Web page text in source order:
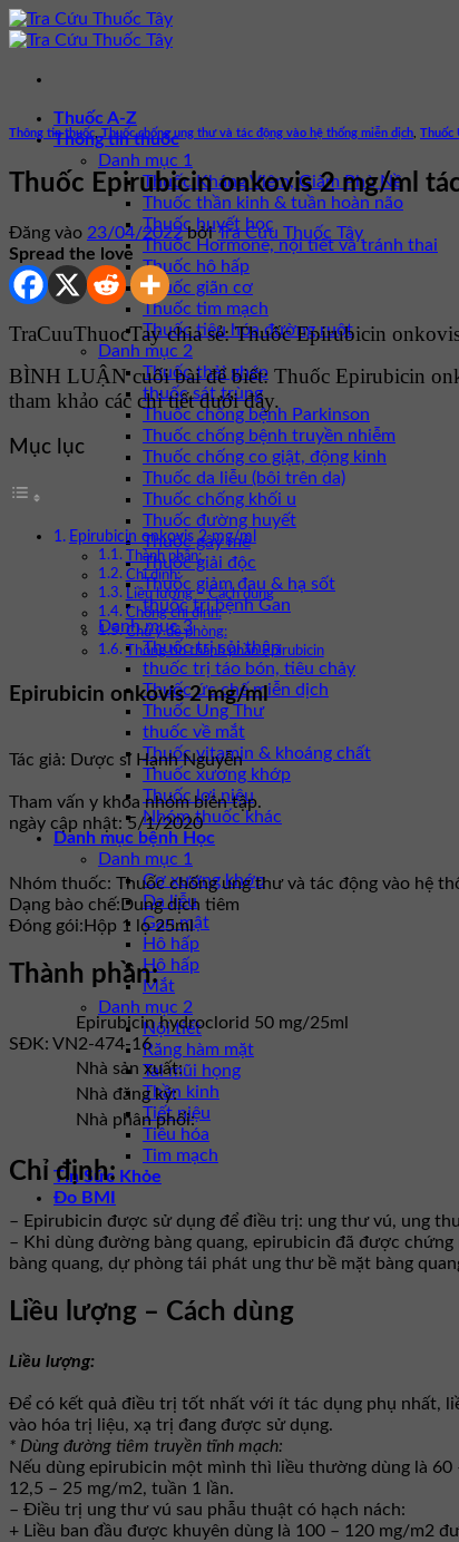
Bỏ
qua
dung
Thuốc A-Z
Thông tin thuốc
Danh mục 1
Thuốc Kháng Viêm, Giảm Phù Nề
Thuốc thần kinh & tuần hoàn não
Thuốc huyết học
Thuốc Hormone, nội tiết và tránh thai
Thuốc hô hấp
Thuốc giãn cơ
Thuốc tim mạch
Thuốc tiêu hóa đường ruột
Danh mục 2
Thuốc thải ghép
thuốc sát trùng
Thuốc chống bệnh Parkinson
Thuốc chống bệnh truyền nhiễm
Thuốc chống co giật, động kinh
Thuốc da liễu (bôi trên da)
Thuốc chống khối u
Thuốc đường huyết
Thuốc gây mê
Thuốc giải độc
Thuốc giảm đau & hạ sốt
thuốc trị bệnh Gan
Danh mục 3
Thuốc trị sỏi thận
thuốc trị táo bón, tiêu chảy
Thuốc ức chế miễn dịch
Thuốc Ung Thư
thuốc về mắt
Thuốc vitamin & khoáng chất
Thuốc xương khớp
Thuốc lợi niệu
Nhóm thuốc khác
Danh mục bệnh Học
Danh mục 1
Cơ xương khớp
Da liễu
Gan mật
Hô hấp
Hô hấp
Mắt
Danh mục 2
Nội tiết
Răng hàm mặt
Tai mũi họng
Thần kinh
Tiết niệu
Tiêu hóa
Tim mạch
Tin Sức Khỏe
Đo BMI
Thông tin thuốc Thuốc chống ung thư và tác động vào hệ thống miễn dịch Thuốc
Thuốc Epirubicin onkovis 2 mg/ml
Đăng vào 23/04/2022 bởiTra Cứu Thuốc Tây
Spread the love
TraCuuThuocTay chia sẻ: Thuốc Epirubicin
BÌNH LUẬN cuối bài để biết: Thuốc Epirubicin
tham khảo các chi tiết dưới đây.
Mục lục
Epirubicin onkovis 2 mg/ml
Thành phần:
Chỉ định:
Liều lượng – Cách dùng
Chống chỉ định:
Chú ý đề phòng:
Thông tin thành phần Epirubicin
Epirubicin onkovis 2 mg/ml
Tác giả: Dược sĩ Hạnh Nguyễn
Tham vấn y khoa nhóm biên tập.
ngày cập nhật: 5/1/2020
Nhóm thuốc: Thuốc chống ung thư và tác động vào hệ
Dạng bào chế: Dung dịch tiêm
Đóng gói: Hộp 1 lọ 25ml
Thành phần:
Epirubicin hydroclorid 50 mg/25ml
SĐK: VN2-474-16
Nhà sản xuất:
Nhà đăng ký:
Nhà phân phối:
Chỉ định:
– Epirubicin được sử dụng để điều trị: ung thư vú, ung
– Khi dùng đường bàng quang, epirubicin đã được
bàng quang, dự phòng tái phát ung thư bề mặt bàng
Liều lượng – Cách dùng
Liều lượng:
Để có kết quả điều trị tốt nhất với ít tác dụng phụ nhất,
vào hóa trị liệu, xạ trị đang được sử dụng.
* Dùng đường tiêm truyền tĩnh mạch:
Nếu dùng epirubicin một mình thì liều thường dùng là
12,5 – 25 mg/m2, tuần 1 lần.
– Điều trị ung thư vú sau phẫu thuật có hạch nách:
+ Liều ban đầu được khuyên dùng là 100 – 120 mg/m2